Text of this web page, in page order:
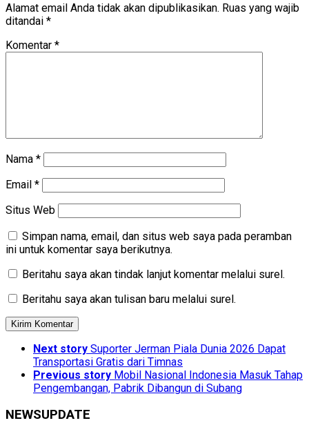
Alamat email Anda tidak akan dipublikasikan. Ruas yang wajib
ditandai *
Komentar *
Nama *
Email *
Situs Web
Simpan nama, email, dan situs web saya pada peramban
ini untuk komentar saya berikutnya.
Beritahu saya akan tindak lanjut komentar melalui surel.
Beritahu saya akan tulisan baru melalui surel.
Next story Suporter Jerman Piala Dunia 2026 Dapat
Transportasi Gratis dari Timnas
Previous story Mobil Nasional Indonesia Masuk Tahap
Pengembangan, Pabrik Dibangun di Subang
NEWSUPDATE